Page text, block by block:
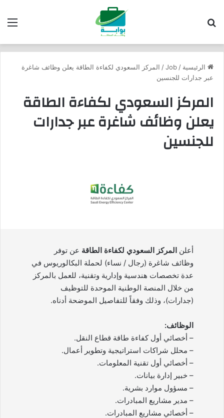
الرئيسية /
Job
/ المركز السعودي لكفاءة الطاقة يعلن وظائف شاغرة
عبر جدارات للجنسين
المركز السعودي لكفاءة الطاقة
يعلن وظائف شاغرة عبر جدارات
للجنسين
أعلن المركز السعودي لكفاءة الطاقة عن توفر
وظائف شاغرة (رجال / نساء) لحملة البكالوريوس في
عدة تخصصات هندسية وإدارية وتقنية، للعمل بالمركز
من خلال المنصة الوطنية الموحدة للتوظيف
(جدارات)، وذلك وفقاً للتفاصيل الموضحة أدناه.
الوظائف:
– أخصائي أول كفاءة طاقة قطاع النقل.
– محلل شراكات استراتيجية وتطوير أعمال.
– أخصائي أول تقنية المعلومات.
– خبير إدارة بيانات.
– مسؤول موارد بشرية.
– مدير مشاريع المبادرات.
– أخصائي مشاريع المبادرات.